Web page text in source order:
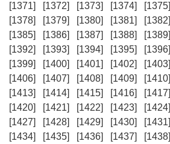
[1371]
[1372] [1373] [1374] [1375]
[1378]
[1379] [1380] [1381] [1382]
[1385]
[1386] [1387] [1388] [1389]
[1392]
[1393] [1394] [1395] [1396]
[1399]
[1400] [1401] [1402] [1403]
[1406]
[1407] [1408] [1409] [1410]
[1413]
[1414] [1415] [1416] [1417]
[1420]
[1421] [1422] [1423] [1424]
[1427]
[1428] [1429] [1430] [1431]
[1434]
[1435] [1436] [1437] [1438]